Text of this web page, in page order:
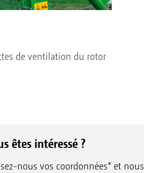
de ventilation du rotor
êtes intéressé ?
nous vos coordonnées* et nous